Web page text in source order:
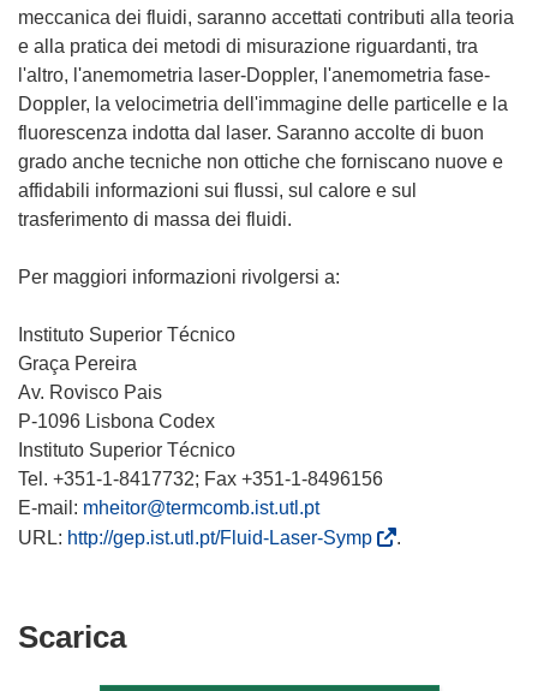
meccanica dei fluidi, saranno accettati contributi alla teoria
e alla pratica dei metodi di misurazione riguardanti, tra
l'altro, l'anemometria laser-Doppler, l'anemometria fase-
Doppler, la velocimetria dell'immagine delle particelle e la
fluorescenza indotta dal laser. Saranno accolte di buon
grado anche tecniche non ottiche che forniscano nuove e
affidabili informazioni sui flussi, sul calore e sul
trasferimento di massa dei fluidi.
Per maggiori informazioni rivolgersi a:
Instituto Superior Técnico
Graça Pereira
Av. Rovisco Pais
P-1096 Lisbona Codex
Instituto Superior Técnico
Tel. +351-1-8417732; Fax +351-1-8496156
E-mail: mheitor@termcomb.ist.utl.pt
URL: http://gep.ist.utl.pt/Fluid-Laser-Symp(
.
ScaricaScarica